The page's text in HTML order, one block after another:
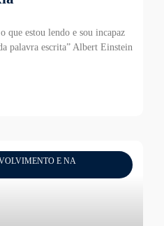
que estou lendo e sou incapaz
palavra escrita” Albert Einstein
E NA